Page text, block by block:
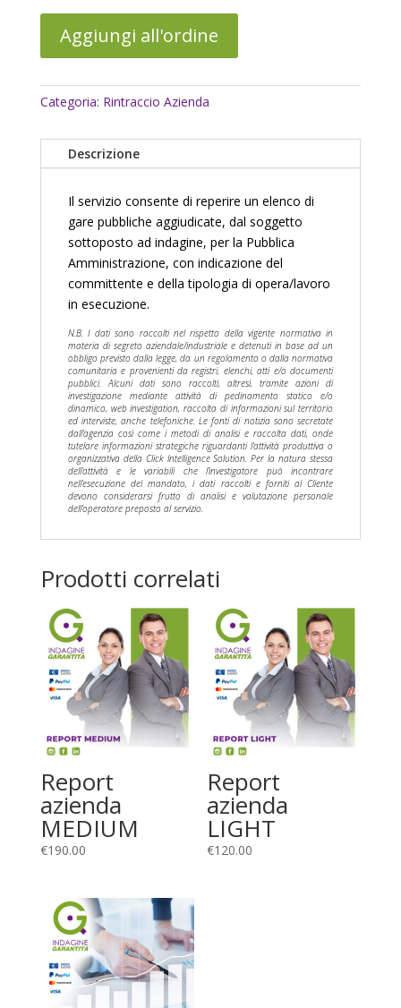
Aggiungi all'ordine
Categoria: Rintraccio Azienda
Descrizione
Il servizio consente di reperire un elenco di
gare pubbliche aggiudicate, dal soggetto
sottoposto ad indagine, per la Pubblica
Amministrazione, con indicazione del
committente e della tipologia di opera/lavoro
in esecuzione.
N.B. I dati sono raccolti nel rispetto della vigente normativa in
materia di segreto aziendale/industriale e detenuti in base ad un
obbligo previsto dalla legge, da un regolamento o dalla normativa
comunitaria e provenienti da registri, elenchi, atti e/o documenti
pubblici. Alcuni dati sono raccolti, altresì, tramite azioni di
investigazione mediante attività di pedinamento statico e/o
dinamico, web investigation, raccolta di informazioni sul territorio
ed interviste, anche telefoniche. Le fonti di notizia sono secretate
dall’agenzia così come i metodi di analisi e raccolta dati, onde
tutelare informazioni strategiche riguardanti l’attività produttiva o
organizzativa della Click Intelligence Solution. Per la natura stessa
dell’attività e le variabili che l’investigatore può incontrare
nell’esecuzione del mandato, i dati raccolti e forniti al Cliente
devono considerarsi frutto di analisi e valutazione personale
dell’operatore preposto al servizio.
Prodotti correlati
Report
azienda
MEDIUM
€190.00
Report
azienda
LIGHT
€120.00